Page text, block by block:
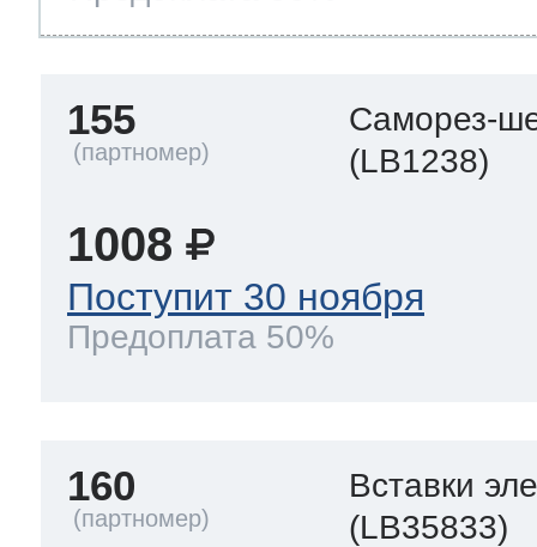
155
Саморез-
(LB1238)
1008
Поступит 30 ноября
Предоплата 50%
160
Вставки
(LB35833)